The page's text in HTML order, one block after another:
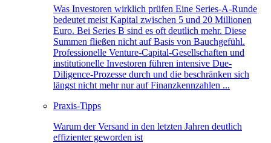
Was Investoren wirklich prüfen Eine Series-A-Runde
bedeutet meist Kapital zwischen 5 und 20 Millionen
Euro. Bei Series B sind es oft deutlich mehr. Diese
Summen fließen nicht auf Basis von Bauchgefühl.
Professionelle Venture-Capital-Gesellschaften und
institutionelle Investoren führen intensive Due-
Diligence-Prozesse durch und die beschränken sich
längst nicht mehr nur auf Finanzkennzahlen ...
Praxis-Tipps
Warum der Versand in den letzten Jahren deutlich
effizienter geworden ist